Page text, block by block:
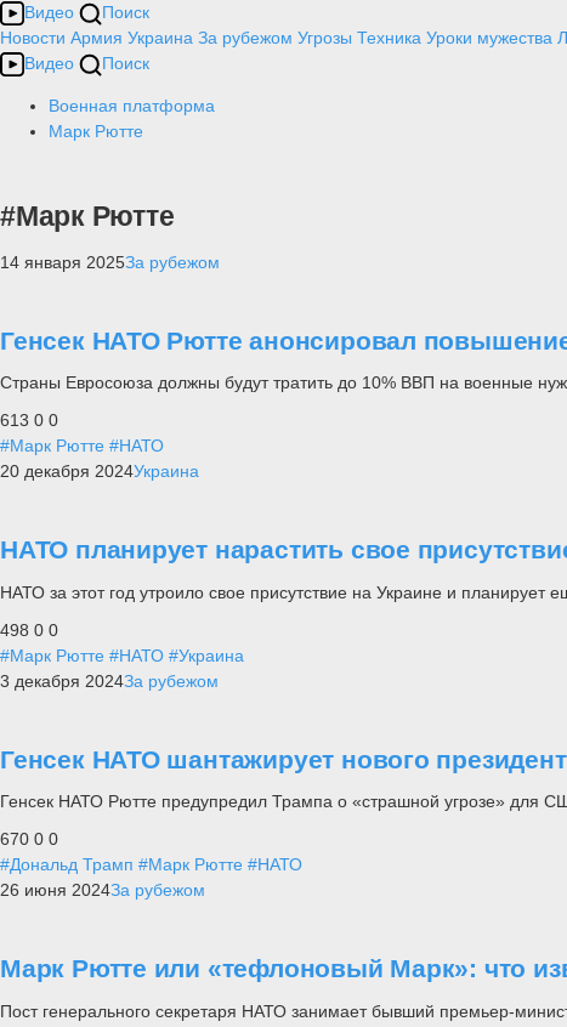
Видео
Поиск
Новости Армия Украина За рубежом Угрозы Техника Уроки мужества
Видео
Поиск
Военная платформа
Марк Рютте
#Марк Рютте
14 января 2025За рубежом
Генсек НАТО Рютте анонсировал
Страны Евросоюза должны будут тратить до 10% ВВП на военные
613 0 0
#Марк Рютте #НАТО
20 декабря 2024Украина
НАТО планирует нарастить свое
НАТО за этот год утроило свое присутствие на Украине и планирует
498 0 0
#Марк Рютте #НАТО #Украина
3 декабря 2024За рубежом
Генсек НАТО шантажирует нового
Генсек НАТО Рютте предупредил Трампа о «страшной угрозе» для
670 0 0
#Дональд Трамп #Марк Рютте #НАТО
26 июня 2024За рубежом
Марк Рютте или «тефлоновый Марк»: что
Пост генерального секретаря НАТО занимает бывший премьер-